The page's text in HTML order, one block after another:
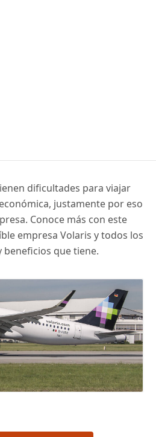
dificultades para viajar
justamente por eso
Conoce más con este
empresa Volaris y todos los
beneficios que tiene.